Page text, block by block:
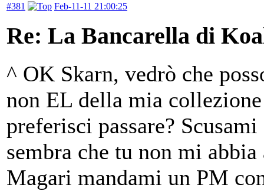
#381 Feb-11-11 21:00:25
Re: La Bancarella di
^ OK Skarn, vedrò che
non EL della mia
preferisci passare?
sembra che tu non mi
Magari mandami un PM